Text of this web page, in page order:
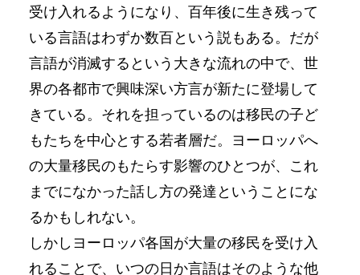
受け入れるようになり、百年後に生き残って
いる言語はわずか数百という説もある。だが
言語が消滅するという大きな流れの中で、世
界の各都市で興味深い方言が新たに登場して
きている。それを担っているのは移民の子ど
もたちを中心とする若者層だ。ヨーロッパへ
の大量移民のもたらす影響のひとつが、これ
までになかった話し方の発達ということにな
るかもしれない。
しかしヨーロッパ各国が大量の移民を受け入
れることで、いつの日か言語はそのような他